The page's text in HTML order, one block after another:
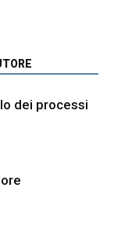
dei processi